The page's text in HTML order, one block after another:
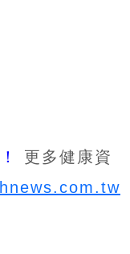
更多健康資